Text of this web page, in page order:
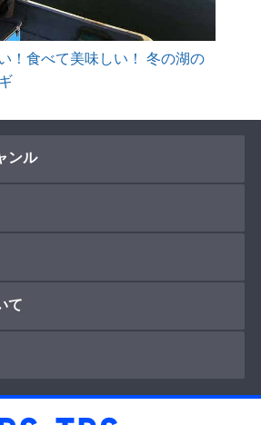
！食べて美味しい！ 冬の湖の
ンル
）
て